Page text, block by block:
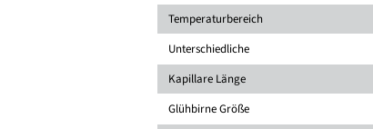
Temperaturbereich
Unterschiedliche
Kapillare Länge
Glühbirne Größe